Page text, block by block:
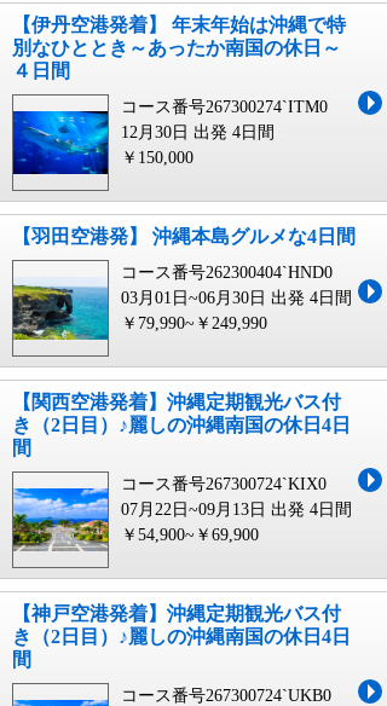
【伊丹空港発着】 年末年始は沖縄で特
別なひととき～あったか南国の休日～
４日間
コース番号267300274`ITM0
12月30日 出発 4日間
￥150,000
【羽田空港発】 沖縄本島グルメな4日間
コース番号262300404`HND0
03月01日~06月30日 出発 4日間
￥79,990~￥249,990
【関西空港発着】沖縄定期観光バス付
き（2日目）♪麗しの沖縄南国の休日4日
間
コース番号267300724`KIX0
07月22日~09月13日 出発 4日間
￥54,900~￥69,900
【神戸空港発着】沖縄定期観光バス付
き（2日目）♪麗しの沖縄南国の休日4日
間
コース番号267300724`UKB0